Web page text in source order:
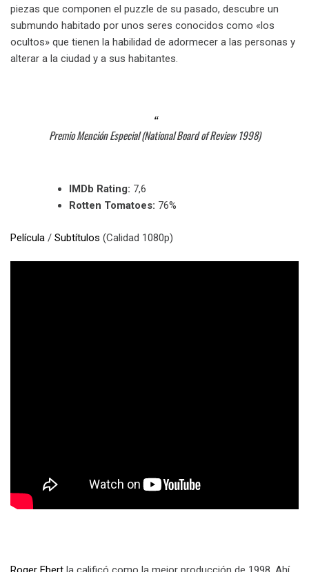
piezas que componen el puzzle de su pasado, descubre un
submundo habitado por unos seres conocidos como «los
ocultos» que tienen la habilidad de adormecer a las personas y
alterar a la ciudad y a sus habitantes.
Premio Mención Especial (National Board of Review 1998)
IMDb Rating: 7,6
Rotten Tomatoes: 76%
Película / Subtítulos (Calidad 1080p)